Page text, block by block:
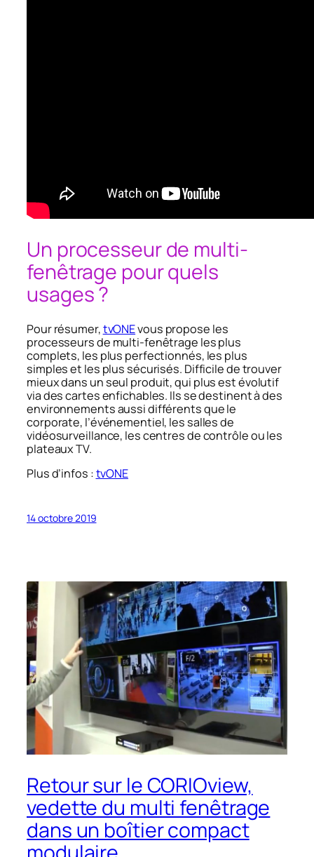
Un processeur de multi-
fenêtrage pour quels
usages ?
Pour résumer,tvONEvous propose les
processeurs de multi-fenêtrage les plus
complets, les plus perfectionnés, les plus
simples et les plus sécurisés. Difficile de trouver
mieux dans un seul produit, qui plus est évolutif
via des cartes enfichables. Ils se destinent à des
environnements aussi différents que le
corporate, l’événementiel, les salles de
vidéosurveillance, les centres de contrôle ou les
plateaux TV.
Plus d’infos :tvONE
14 octobre 2019
Retour sur le CORIOview,
vedette du multi fenêtrage
dans un boîtier compact